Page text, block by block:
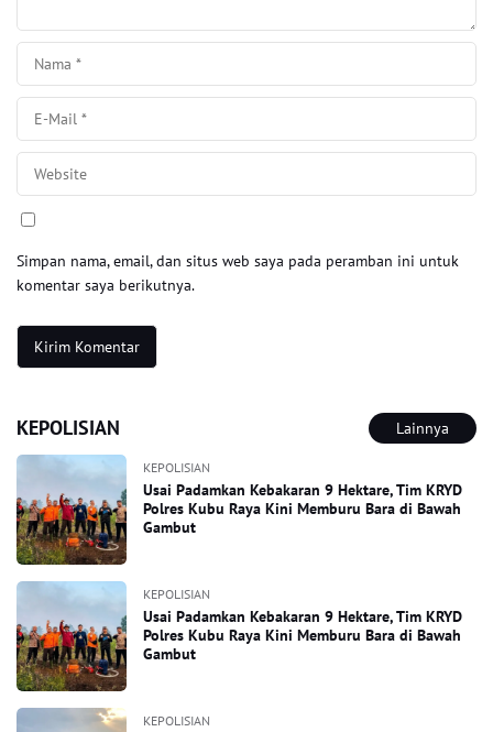
Simpan nama, email, dan situs web saya pada peramban ini untuk
komentar saya berikutnya.
KEPOLISIAN Lainnya
KEPOLISIAN
Usai Padamkan Kebakaran 9 Hektare, Tim KRYD
Polres Kubu Raya Kini Memburu Bara di Bawah
Gambut
KEPOLISIAN
Usai Padamkan Kebakaran 9 Hektare, Tim KRYD
Polres Kubu Raya Kini Memburu Bara di Bawah
Gambut
KEPOLISIAN